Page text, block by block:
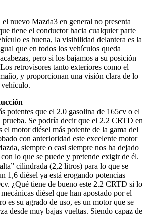
nuevo Mazda3 en general no presenta
tiene el conductor hacia cualquier parte
es buena, la visibilidad delantera es la
que en todos los vehículos queda
pero si los bajamos a su posición
retrovisores tanto exteriores como el
y proporcionan una visión clara de lo
potentes que el 2.0 gasolina de 165cv o el
Se podría decir que el 2.2 CRTD en
el motor diésel más potente de la gama del
con anterioridad este excelente motor
siempre o casi siempre nos ha dejado
lo que se puede y pretende exigir de él.
cilindrada (2,2 litros) para lo que se
1,6 diésel ya está erogando potencias
¿Qué tiene de bueno este 2.2 CRTD si lo
diésel que han apostado por el
es su agrado de uso, es un motor que se
desde muy bajas vueltas. Siendo capaz de